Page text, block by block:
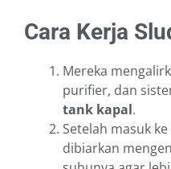
Cara Kerja
Mereka
purifier, dan
tank kapal.
Setelah masuk ke
dibiarkan